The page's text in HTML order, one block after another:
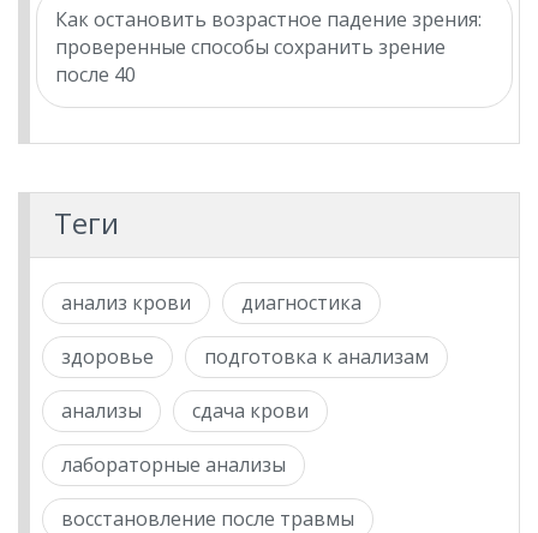
Как остановить возрастное падение зрения:
проверенные способы сохранить зрение
после 40
Теги
анализ крови диагностика
здоровье подготовка к анализам
анализы сдача крови
лабораторные анализы
восстановление после травмы